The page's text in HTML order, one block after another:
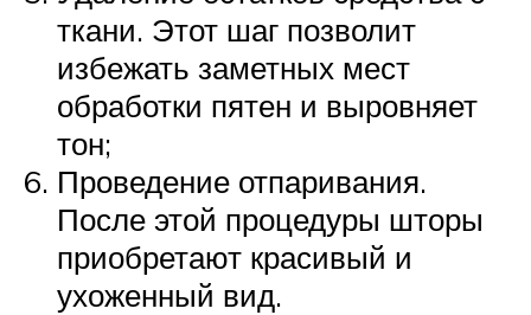
ткани. Этот шаг позволит
избежать заметных мест
обработки пятен и выровняет
тон;
Проведение отпаривания.
После этой процедуры шторы
приобретают красивый и
ухоженный вид.